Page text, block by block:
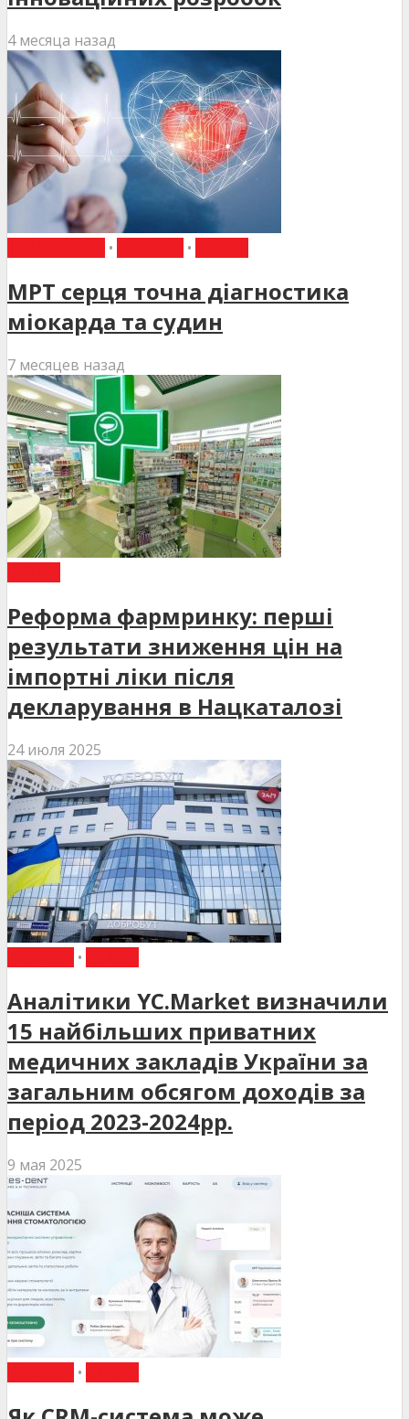
4 месяца назад
• •
МРТ серця точна діагностика
міокарда та судин
7 месяцев назад
Реформа фармринку: перші
результати зниження цін на
імпортні ліки після
декларування в Нацкаталозі
24 июля 2025
•
Аналітики YC.Market визначили
15 найбільших приватних
медичних закладів України за
загальним обсягом доходів за
період 2023-2024рр.
9 мая 2025
•